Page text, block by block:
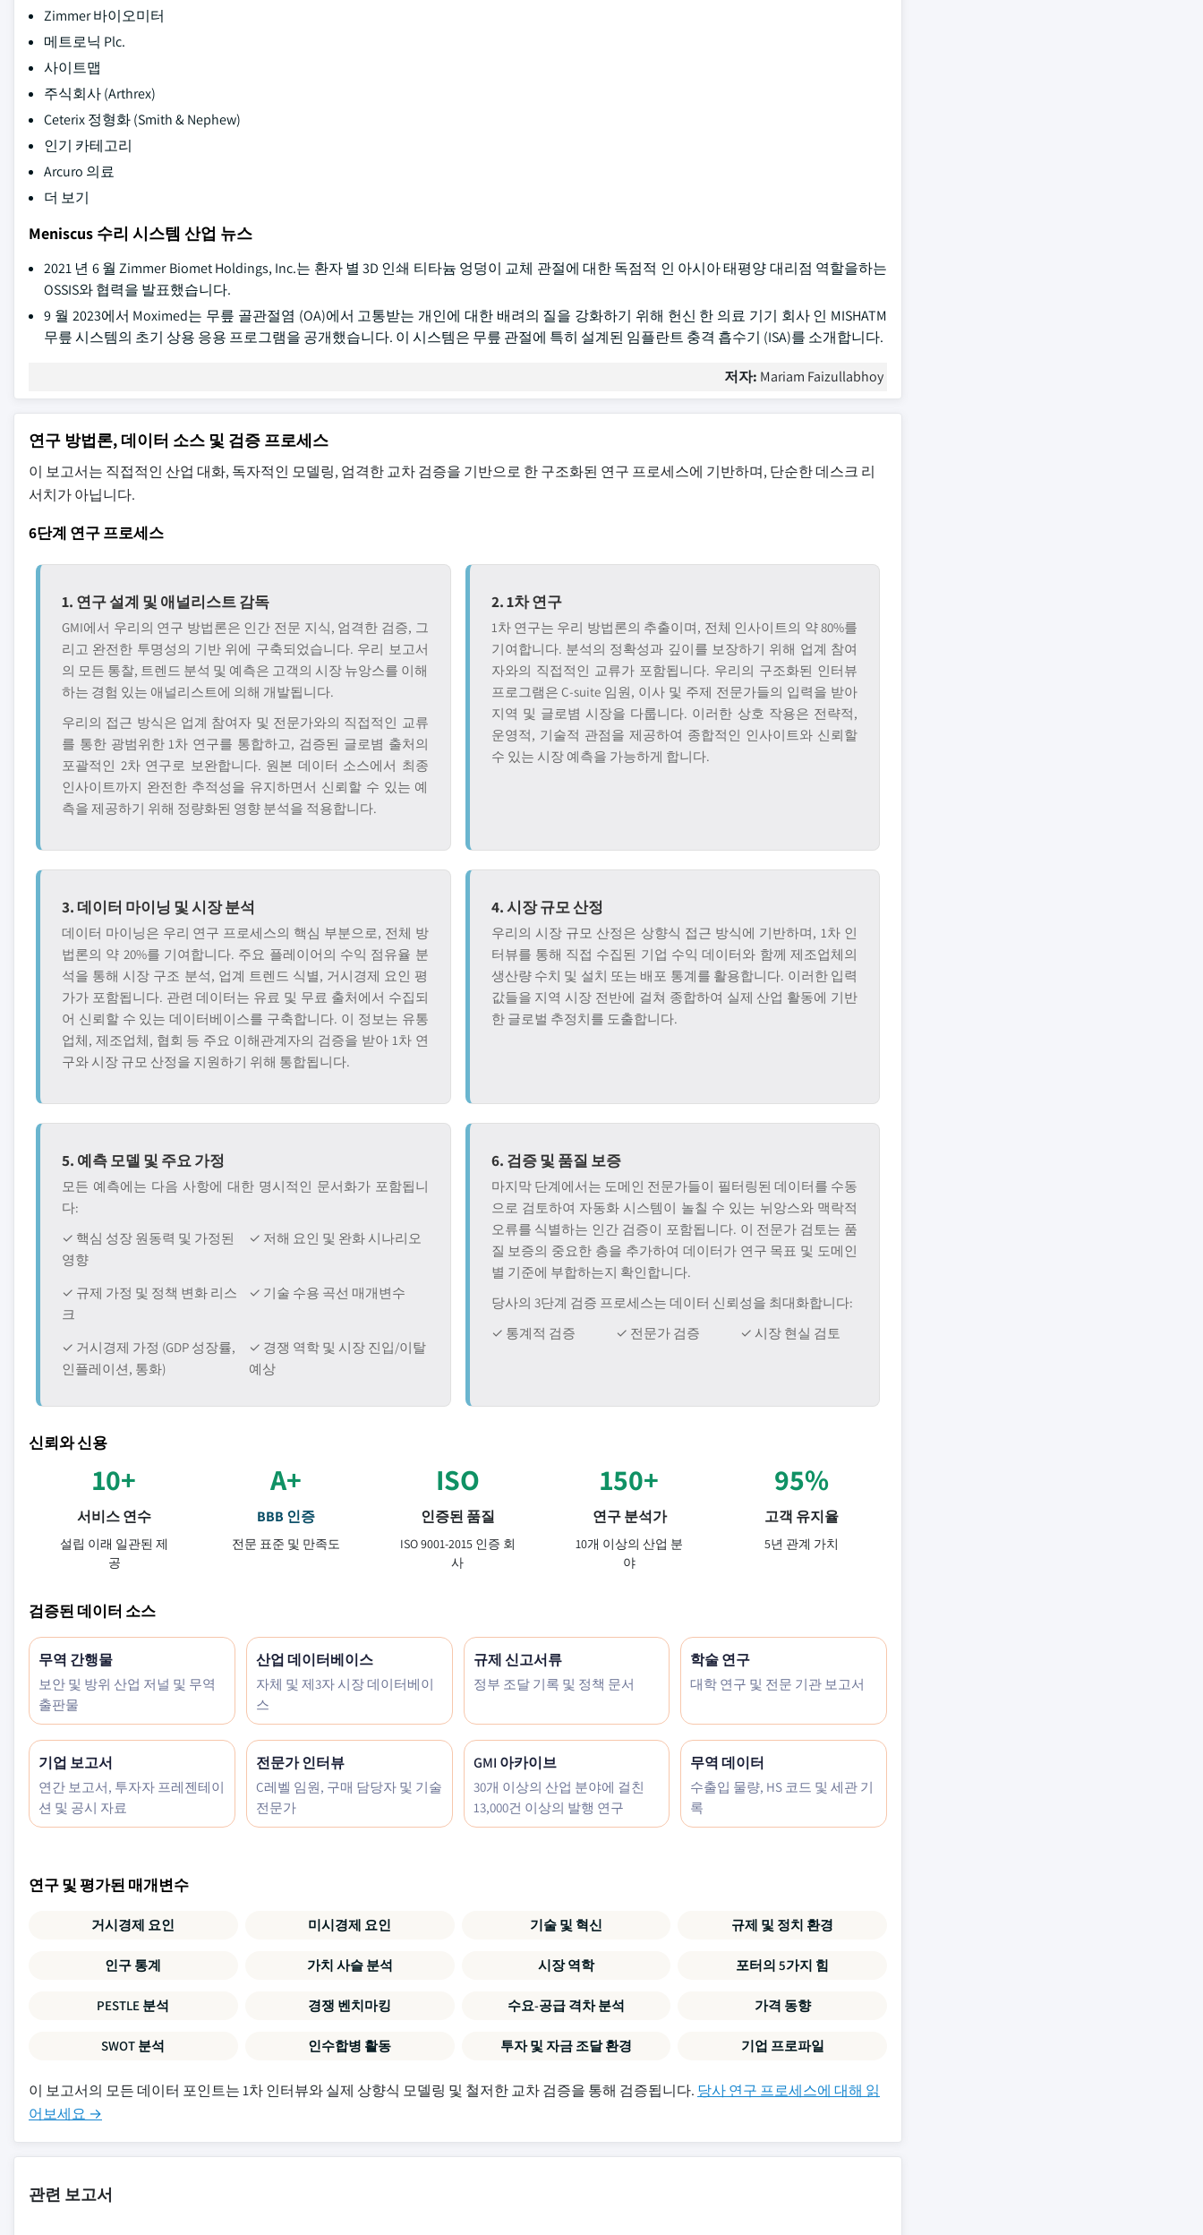
Zimmer 바이오미터
메트로닉 Plc.
사이트맵
주식회사 (Arthrex)
Ceterix 정형화 (Smith & Nephew)
인기 카테고리
Arcuro 의료
더 보기
Meniscus 수리 시스템 산업 뉴스
2021 년 6 월 Zimmer Biomet Holdings, Inc.는 환자 별 3D 인쇄 티타늄 엉덩이 교체 관절에 대한 독점적 인 아시아 태평양 대리점 역할을하는
OSSIS와 협력을 발표했습니다.
9 월 2023에서 Moximed는 무릎 골관절염 (OA)에서 고통받는 개인에 대한 배려의 질을 강화하기 위해 헌신 한 의료 기기 회사 인 MISHATM
무릎 시스템의 초기 상용 응용 프로그램을 공개했습니다. 이 시스템은 무릎 관절에 특히 설계된 임플란트 충격 흡수기 (ISA)를 소개합니다.
저자: Mariam Faizullabhoy
연구 방법론, 데이터 소스 및 검증 프로세스
이 보고서는 직접적인 산업 대화, 독자적인 모델링, 엄격한 교차 검증을 기반으로 한 구조화된 연구 프로세스에 기반하며, 단순한 데스크 리
서치가 아닙니다.
6단계 연구 프로세스
1. 연구 설계 및 애널리스트 감독
GMI에서 우리의 연구 방법론은 인간 전문 지식, 엄격한 검증, 그
리고 완전한 투명성의 기반 위에 구축되었습니다. 우리 보고서
의 모든 통찰, 트렌드 분석 및 예측은 고객의 시장 뉴앙스를 이해
하는 경험 있는 애널리스트에 의해 개발됩니다.
우리의 접근 방식은 업계 참여자 및 전문가와의 직접적인 교류
를 통한 광범위한 1차 연구를 통합하고, 검증된 글로볌 출처의
포괄적인 2차 연구로 보완합니다. 원본 데이터 소스에서 최종
인사이트까지 완전한 추적성을 유지하면서 신뢰할 수 있는 예
측을 제공하기 위해 정량화된 영향 분석을 적용합니다.
2. 1차 연구
1차 연구는 우리 방법론의 추출이며, 전체 인사이트의 약 80%를
기여합니다. 분석의 정확성과 깊이를 보장하기 위해 업계 참여
자와의 직접적인 교류가 포함됩니다. 우리의 구조화된 인터뷰
프로그램은 C-suite 임원, 이사 및 주제 전문가들의 입력을 받아
지역 및 글로볌 시장을 다룹니다. 이러한 상호 작용은 전략적,
운영적, 기술적 관점을 제공하여 종합적인 인사이트와 신뢰할
수 있는 시장 예측을 가능하게 합니다.
3. 데이터 마이닝 및 시장 분석
데이터 마이닝은 우리 연구 프로세스의 핵심 부분으로, 전체 방
법론의 약 20%를 기여합니다. 주요 플레이어의 수익 점유율 분
석을 통해 시장 구조 분석, 업계 트렌드 식별, 거시경제 요인 평
가가 포함됩니다. 관련 데이터는 유료 및 무료 출처에서 수집되
어 신뢰할 수 있는 데이터베이스를 구축합니다. 이 정보는 유통
업체, 제조업체, 협회 등 주요 이해관계자의 검증을 받아 1차 연
구와 시장 규모 산정을 지원하기 위해 통합됩니다.
4. 시장 규모 산정
우리의 시장 규모 산정은 상향식 접근 방식에 기반하며, 1차 인
터뷰를 통해 직접 수집된 기업 수익 데이터와 함께 제조업체의
생산량 수치 및 설치 또는 배포 통계를 활용합니다. 이러한 입력
값들을 지역 시장 전반에 걸쳐 종합하여 실제 산업 활동에 기반
한 글로벌 추정치를 도출합니다.
5. 예측 모델 및 주요 가정
모든 예측에는 다음 사항에 대한 명시적인 문서화가 포함됩니
다:
✓ 핵심 성장 원동력 및 가정된
영향
✓ 저해 요인 및 완화 시나리오
✓ 규제 가정 및 정책 변화 리스
크
✓ 기술 수용 곡선 매개변수
✓ 거시경제 가정 (GDP 성장률,
인플레이션, 통화)
✓ 경쟁 역학 및 시장 진입/이탈
예상
6. 검증 및 품질 보증
마지막 단계에서는 도메인 전문가들이 필터링된 데이터를 수동
으로 검토하여 자동화 시스템이 놀칠 수 있는 뉘앙스와 맥락적
오류를 식별하는 인간 검증이 포함됩니다. 이 전문가 검토는 품
질 보증의 중요한 층을 추가하여 데이터가 연구 목표 및 도메인
별 기준에 부합하는지 확인합니다.
당사의 3단계 검증 프로세스는 데이터 신뢰성을 최대화합니다:
✓ 통계적 검증
✓ 전문가 검증 ✓ 시장 현실 검토
신뢰와 신용
10+
서비스 연수
설립 이래 일관된 제
공
A+
BBB 인증
전문 표준 및 만족도
ISO
인증된 품질
ISO 9001-2015 인증 회
사
150+
연구 분석가
10개 이상의 산업 분
야
95%
고객 유지율
5년 관계 가치
검증된 데이터 소스
무역 간행물
보안 및 방위 산업 저널 및 무역
출판물
산업 데이터베이스
자체 및 제3자 시장 데이터베이
스
규제 신고서류
정부 조달 기록 및 정책 문서
학술 연구
대학 연구 및 전문 기관 보고서
기업 보고서
연간 보고서, 투자자 프레젠테이
션 및 공시 자료
전문가 인터뷰
C레벨 임원, 구매 담당자 및 기술
전문가
GMI 아카이브
30개 이상의 산업 분야에 걸친
13,000건 이상의 발행 연구
무역 데이터
수출입 물량, HS 코드 및 세관 기
록
연구 및 평가된 매개변수
거시경제 요인 미시경제 요인 기술 및 혁신 규제 및 정치 환경
인구 통계 가치 사슬 분석 시장 역학 포터의 5가지 힘
PESTLE 분석 경쟁 벤치마킹 수요-공급 격차 분석 가격 동향
SWOT 분석 인수합병 활동 투자 및 자금 조달 환경 기업 프로파일
이 보고서의 모든 데이터 포인트는 1차 인터뷰와 실제 상향식 모델링 및 철저한 교차 검증을 통해 검증됩니다. 당사 연구 프로세스에 대해 읽
어보세요 →
관련 보고서